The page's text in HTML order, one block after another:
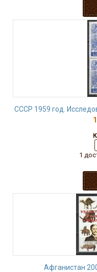
СССР 1959 год.
1
Афганистан